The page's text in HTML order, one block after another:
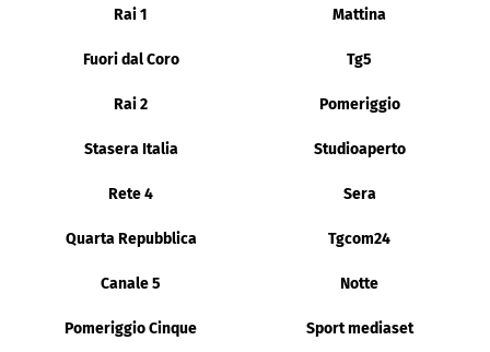
Rai 1 Mattina
Fuori dal Coro Tg5
Rai 2 Pomeriggio
Stasera Italia Studioaperto
Rete 4 Sera
Quarta Repubblica Tgcom24
Canale 5 Notte
Pomeriggio Cinque Sport mediaset